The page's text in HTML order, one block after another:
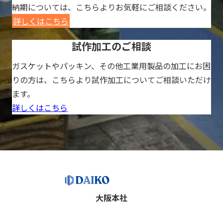
納期については、こちらよりお気軽にご相談ください。
詳しくはこちら
試作加工のご相談
ガスケットやパッキン、その他工業用製品の加工にお困
りの方は、こちらより試作加工についてご相談いただけ
ます。
詳しくはこちら
大阪本社